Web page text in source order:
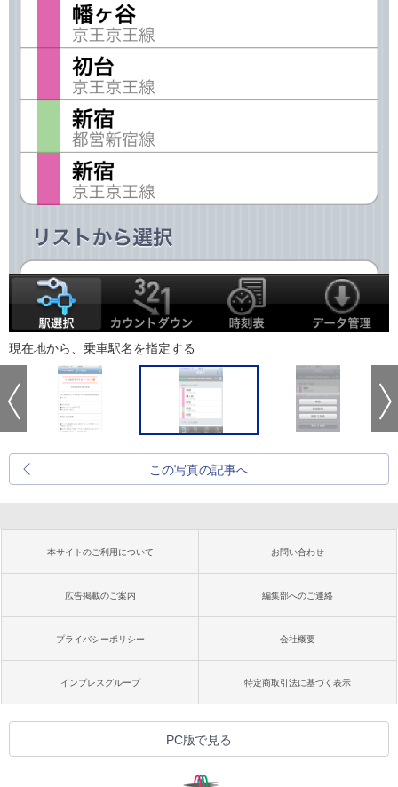
現在地から、乗車駅名を指定する
この写真の記事へ
本サイトのご利用について お問い合わせ
広告掲載のご案内 編集部へのご連絡
プライバシーポリシー 会社概要
インプレスグループ 特定商取引法に基づく表示
PC版で見る